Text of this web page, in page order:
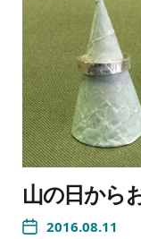
山の日から
2016.08.11